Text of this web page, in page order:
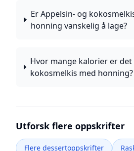
Er Appelsin- og
honning vanskelig å lage?
Hvor mange kalorier er det
kokosmelkis med honning?
Utforsk flere oppskrifter
Flere dessertoppskrifter